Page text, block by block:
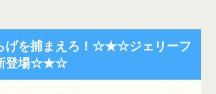
げを捕まえろ！☆★☆ジェリーフ
登場☆★☆